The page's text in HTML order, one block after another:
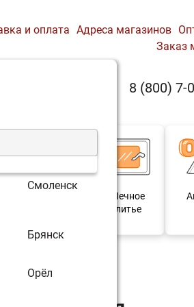
Смоленск
Брянск
Орёл
и оплата Адреса магазинов
Заказ
8 (800) 7-
Печное
литье
(Plamen)